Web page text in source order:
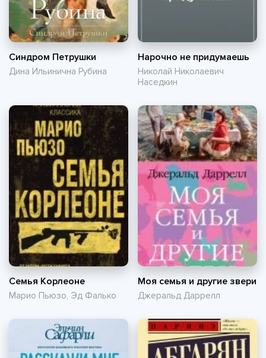
Синдром Петрушки
Дина Ильинична Рубина
Нарочно не придумаешь
Николай Николаевич
Наседкин
Семья Корлеоне
Марио Пьюзо, Эд Фалько
Моя семья и другие звери
Джеральд Даррелл